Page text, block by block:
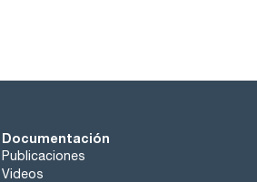
Documentación
Publicaciones
Videos